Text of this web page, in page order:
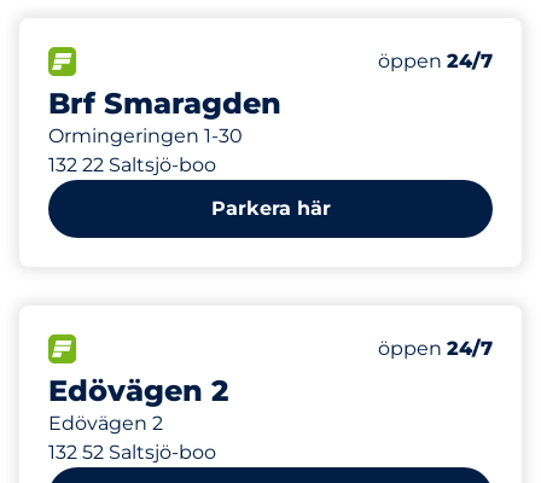
Brf Smaragden
Ormingeringen 1-30
132 22 Saltsjö-boo
Antal
Totalt antal
Torsdag&nbsp
öppen 24/7
288 m
Parkera här
Edövägen 2
Edövägen 2
132 52 Saltsjö-boo
Antal
Totalt antal
Torsdag&nbsp
öppen 24/7
328 m